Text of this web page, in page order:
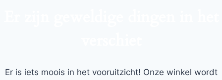
Er is iets moois in het vooruitzicht! Onze winkel wordt